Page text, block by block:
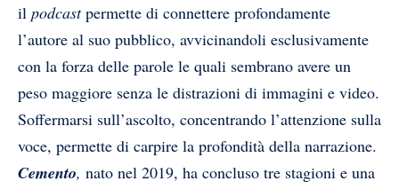
il podcastpermette di connettere profondamente
l’autore al suo pubblico, avvicinandoli esclusivamente
con la forza delle parole le quali sembrano avere un
peso maggiore senza le distrazioni di immagini e video.
Soffermarsi sull’ascolto, concentrando l’attenzione sulla
voce, permette di carpire la profondità della narrazione.
Cemento, nato nel 2019, ha concluso tre stagioni e una